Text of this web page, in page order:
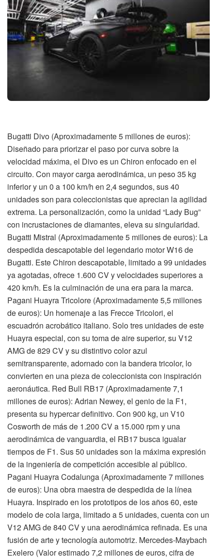
Bugatti Divo (Aproximadamente 5 millones de euros):
Diseñado para priorizar el paso por curva sobre la
velocidad máxima, el Divo es un Chiron enfocado en el
circuito. Con mayor carga aerodinámica, un peso 35 kg
inferior y un 0 a 100 km/h en 2,4 segundos, sus 40
unidades son para coleccionistas que aprecian la agilidad
extrema. La personalización, como la unidad “Lady Bug”
con incrustaciones de diamantes, eleva su singularidad.
Bugatti Mistral (Aproximadamente 5 millones de euros): La
despedida descapotable del legendario motor W16 de
Bugatti. Este Chiron descapotable, limitado a 99 unidades
ya agotadas, ofrece 1.600 CV y velocidades superiores a
420 km/h. Es la culminación de una era para la marca.
Pagani Huayra Tricolore (Aproximadamente 5,5 millones
de euros): Un homenaje a las Frecce Tricolori, el
escuadrón acrobático italiano. Solo tres unidades de este
Huayra especial, con su toma de aire superior, su V12
AMG de 829 CV y su distintivo color azul
semitransparente, adornado con la bandera tricolor, lo
convierten en una pieza de coleccionista con inspiración
aeronáutica. Red Bull RB17 (Aproximadamente 7,1
millones de euros): Adrian Newey, el genio de la F1,
presenta su hypercar definitivo. Con 900 kg, un V10
Cosworth de más de 1.200 CV a 15.000 rpm y una
aerodinámica de vanguardia, el RB17 busca igualar
tiempos de F1. Sus 50 unidades son la máxima expresión
de la ingeniería de competición accesible al público.
Pagani Huayra Codalunga (Aproximadamente 7 millones
de euros): Una obra maestra de despedida de la línea
Huayra. Inspirado en los prototipos de los años 60, este
modelo de cola larga, limitado a 5 unidades, cuenta con un
V12 AMG de 840 CV y una aerodinámica refinada. Es una
fusión de arte y tecnología automotriz. Mercedes-Maybach
Exelero (Valor estimado 7,2 millones de euros, cifra de